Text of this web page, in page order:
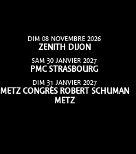
DIM 08 NOVEMBRE 2026
ZENITH DIJON
SAM 30 JANVIER 2027
PMC STRASBOURG
DIM 31 JANVIER 2027
METZ CONGRÈS ROBERT SCHUMAN
METZ